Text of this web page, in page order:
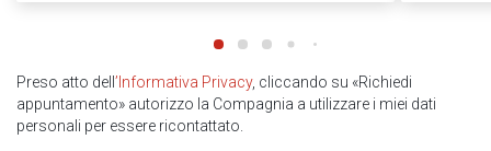
Preso atto dell ’Informativa Privacy, cliccando su «Richiedi
appuntamento» autorizzo la Compagnia a utilizzare i miei dati
personali per essere ricontattato.